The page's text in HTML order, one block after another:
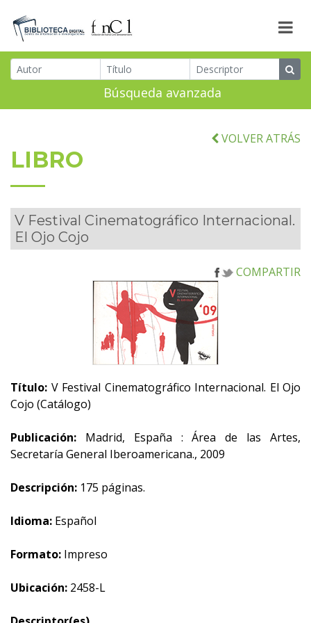
Búsqueda avanzada
VOLVER ATRÁS
LIBRO
V Festival Cinematográfico Internacional.
El Ojo Cojo
COMPARTIR
Título: V Festival Cinematográfico Internacional. El Ojo
Cojo (Catálogo)
Publicación: Madrid, España : Área de las Artes,
Secretaría General Iberoamericana., 2009
Descripción: 175 páginas.
Idioma: Español
Formato: Impreso
Ubicación: 2458-L